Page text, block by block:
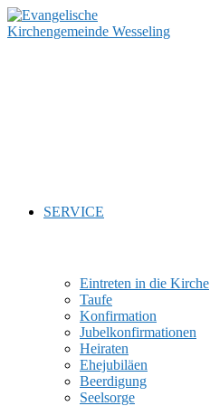
Zum
Inhalt
SERVICE
Eintreten in die Kirche
Taufe
Konfirmation
Jubelkonfirmationen
Heiraten
Ehejubiläen
Beerdigung
Seelsorge